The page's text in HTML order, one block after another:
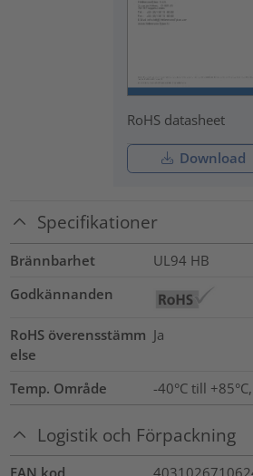
RoHS datasheet
Download
Specifikationer
Brännbarhet
UL94 HB
Godkännanden
RoHS överensstämm
else
Ja
Temp. Område -40°C till
Logistik och Förpackning